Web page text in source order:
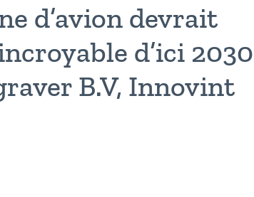
d’avion devrait
d’ici 2030
B.V, Innovint